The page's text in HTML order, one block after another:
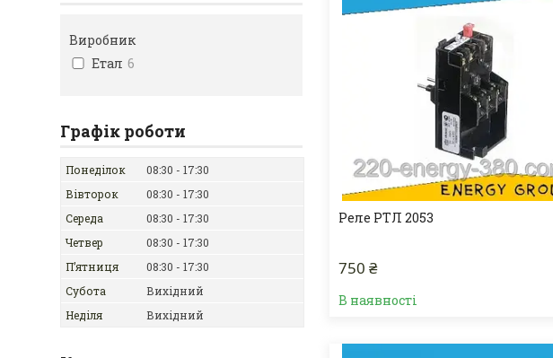
Реле РТЛ 2053
750 ₴
В наявності
Виробник
Етал 6
Графік роботи
Понеділок 08:30
17:30
Вівторок
08:30
17:30
Середа
08:30
17:30
Четвер
08:30
17:30
Пʼятниця
08:30
17:30
Субота
Вихідний
Неділя
Вихідний